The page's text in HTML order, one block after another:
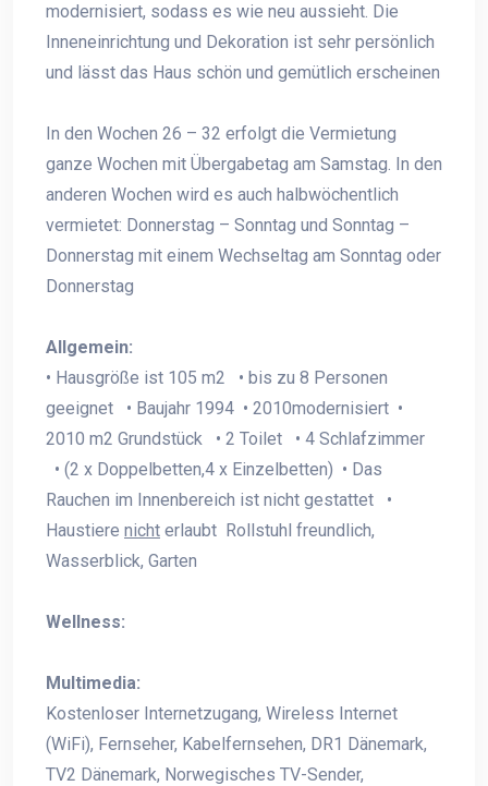
modernisiert, sodass es wie neu aussieht. Die
Inneneinrichtung und Dekoration ist sehr persönlich
und lässt das Haus schön und gemütlich erscheinen
In den Wochen 26 – 32 erfolgt die Vermietung
ganze Wochen mit Übergabetag am Samstag. In den
anderen Wochen wird es auch halbwöchentlich
vermietet: Donnerstag – Sonntag und Sonntag –
Donnerstag mit einem Wechseltag am Sonntag oder
Donnerstag
Allgemein:
• Hausgröße ist 105 m2 • bis zu 8 Personen
geeignet • Baujahr 1994 • 2010modernisiert •
2010 m2 Grundstück • 2 Toilet • 4 Schlafzimmer
• (2 x Doppelbetten,4 x Einzelbetten) • Das
Rauchen im Innenbereich ist nicht gestattet •
Haustiere nicht erlaubt Rollstuhl freundlich,
Wasserblick, Garten
Wellness:
Multimedia:
Kostenloser Internetzugang, Wireless Internet
(WiFi), Fernseher, Kabelfernsehen, DR1 Dänemark,
TV2 Dänemark, Norwegisches TV-Sender,